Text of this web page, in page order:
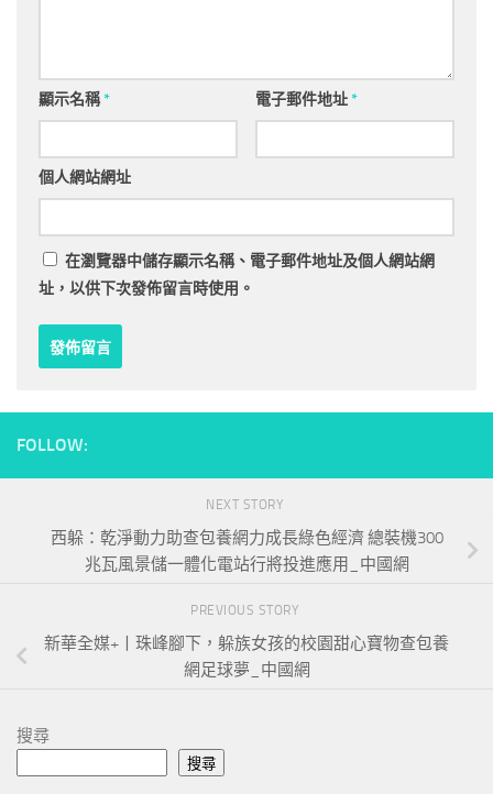
顯示名稱* 電子郵件地址*
個人網站網址
在瀏覽器中儲存顯示名稱、電子郵件地址及個人網站網
址，以供下次發佈留言時使用。
FOLLOW:
NEXT STORY
西躲：乾淨動力助查包養網力成長綠色經濟 總裝機300
兆瓦風景儲一體化電站行將投進應用_中國網
PREVIOUS STORY
新華全媒+丨珠峰腳下，躲族女孩的校園甜心寶物查包養
網足球夢_中國網
搜尋
搜尋